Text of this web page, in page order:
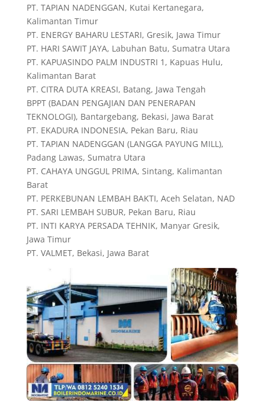
PT. TAPIAN NADENGGAN, Kutai Kertanegara,
Kalimantan Timur
PT. ENERGY BAHARU LESTARI, Gresik, Jawa Timur
PT. HARI SAWIT JAYA, Labuhan Batu, Sumatra Utara
PT. KAPUASINDO PALM INDUSTRI 1, Kapuas Hulu,
Kalimantan Barat
PT. CITRA DUTA KREASI, Batang, Jawa Tengah
BPPT (BADAN PENGAJIAN DAN PENERAPAN
TEKNOLOGI), Bantargebang, Bekasi, Jawa Barat
PT. EKADURA INDONESIA, Pekan Baru, Riau
PT. TAPIAN NADENGGAN (LANGGA PAYUNG MILL),
Padang Lawas, Sumatra Utara
PT. CAHAYA UNGGUL PRIMA, Sintang, Kalimantan
Barat
PT. PERKEBUNAN LEMBAH BAKTI, Aceh Selatan, NAD
PT. SARI LEMBAH SUBUR, Pekan Baru, Riau
PT. INTI KARYA PERSADA TEHNIK, Manyar Gresik,
Jawa Timur
PT. VALMET, Bekasi, Jawa Barat